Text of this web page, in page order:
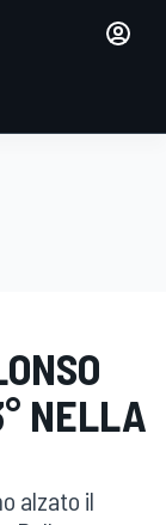
NELLA
alzato il